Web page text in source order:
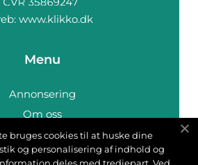
www.klikko.dk
Menu
Annonsering
Om oss
Cookies
Kontakta oss
bruges cookies til at huske dine
og personalisering af indhold og